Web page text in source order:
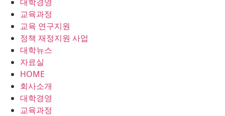
교육과정
교육 연구지원
정책 재정지원 사업
대학뉴스
자료실
HOME
회사소개
대학경영
교육과정